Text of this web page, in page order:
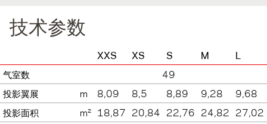
技术参数
XXS XS S M
L
气室数
49
投影翼展
m 8,09 8,5 8,89 9,28
9,68
投影面积
m² 18,87 20,84 22,76 24,82 27,02